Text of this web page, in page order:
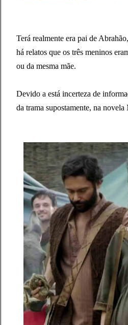
Terá realmente era pai de
há relatos que os três meninos
ou da mesma mãe.
Devido a está incerteza de
da trama supostamente, na